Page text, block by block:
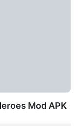
Mod APK